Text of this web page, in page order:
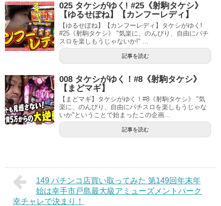
025 タケシがゆく! #25《射駒タケシ》
【ゆるせぽね】【カンフーレディ】
【ゆるせぽね】【カンフーレディ】タケシがゆく!
#25《射駒タケシ》 "気楽に、のんびり、自由にパチ
スロを楽しもうじゃないか!" ...
記事を読む
008 タケシがゆく！#8《射駒タケシ》
【まどマギ】
【まどマギ】タケシがゆく！#8《射駒タケシ》 "気
楽に、のんびり、自由にパチスロを楽しもうじゃな
いか"ということで始まったこの企画...
記事を読む
149 パチンコ店買い取ってみた 第149回年末年
始は幸手市戸島最大級アミューズメントパーク
幸チャレで決まり！